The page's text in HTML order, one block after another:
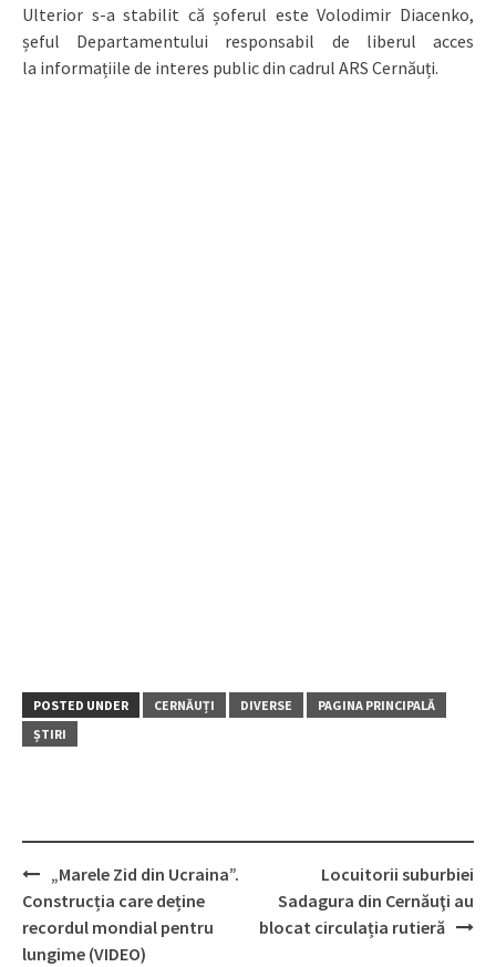
Ulterior s-a stabilit că șoferul este Volodimir Diacenko,
șeful Departamentului responsabil de liberul acces
la informațiile de interes public din cadrul ARS Cernăuți.
POSTED UNDER CERNĂUȚI DIVERSE
PAGINA PRINCIPALĂ
ȘTIRI
Post
navigation
„Marele Zid din Ucraina”.
Construcția care deține
recordul mondial pentru
lungime (VIDEO)
Locuitorii suburbiei
Sadagura din Cernăuţi au
blocat circulația rutieră